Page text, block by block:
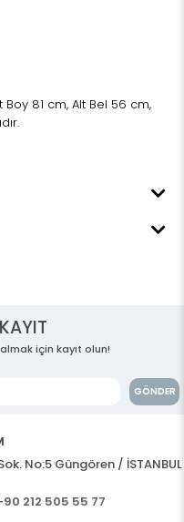
Boy 81 cm, Alt Bel 56 cm,
için kayıt olun!
GÖNDER
No:5 Güngören / İSTANBUL
212 505 55 77